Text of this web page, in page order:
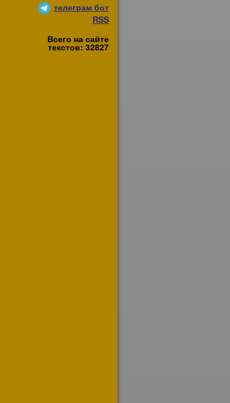
телеграм бот
RSS
Всего на сайте
текстов: 32827